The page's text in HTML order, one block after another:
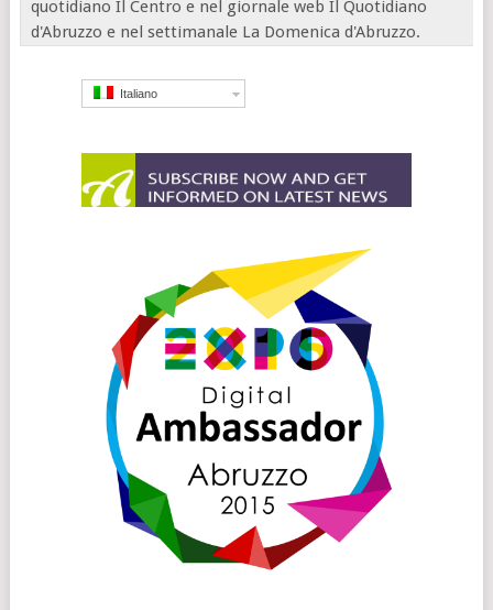
quotidiano Il Centro e nel giornale web Il Quotidiano
d'Abruzzo e nel settimanale La Domenica d'Abruzzo.
Italiano